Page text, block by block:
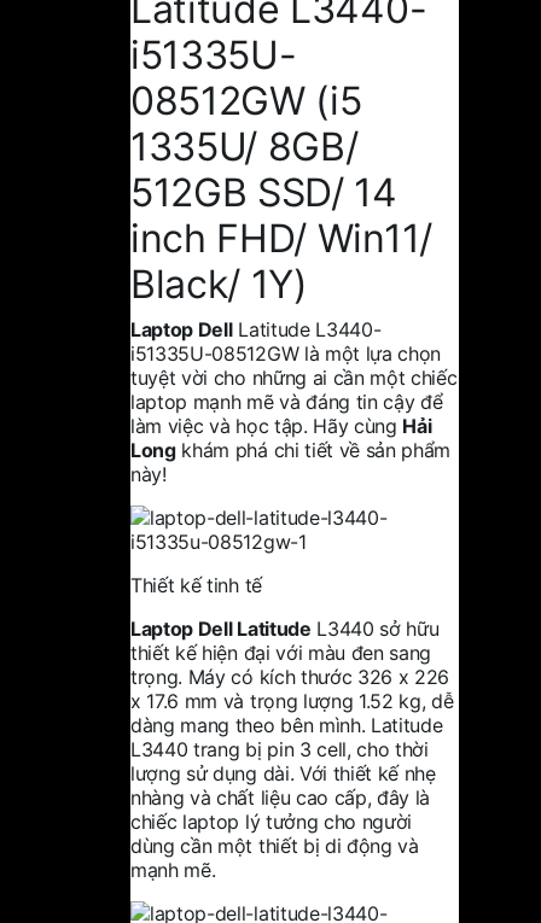
i51335U-
08512GW (i5
1335U/ 8GB/
512GB SSD/ 14
inch FHD/ Win11/
Black/ 1Y)
Laptop Dell Latitude L3440-
i51335U-08512GW là một lựa chọn
tuyệt vời cho những ai cần một chiếc
laptop mạnh mẽ và đáng tin cậy để
làm việc và học tập. Hãy cùng Hải
Longkhám phá chi tiết về sản phẩm
này!
Thiết kế tinh tế
Laptop Dell Latitude L3440 sở hữu
thiết kế hiện đại với màu đen sang
trọng. Máy có kích thước 326 x 226
x 17.6 mm và trọng lượng 1.52 kg, dễ
dàng mang theo bên mình. Latitude
L3440 trang bị pin 3 cell, cho thời
lượng sử dụng dài. Với thiết kế nhẹ
nhàng và chất liệu cao cấp, đây là
chiếc laptop lý tưởng cho người
dùng cần một thiết bị di động và
mạnh mẽ.